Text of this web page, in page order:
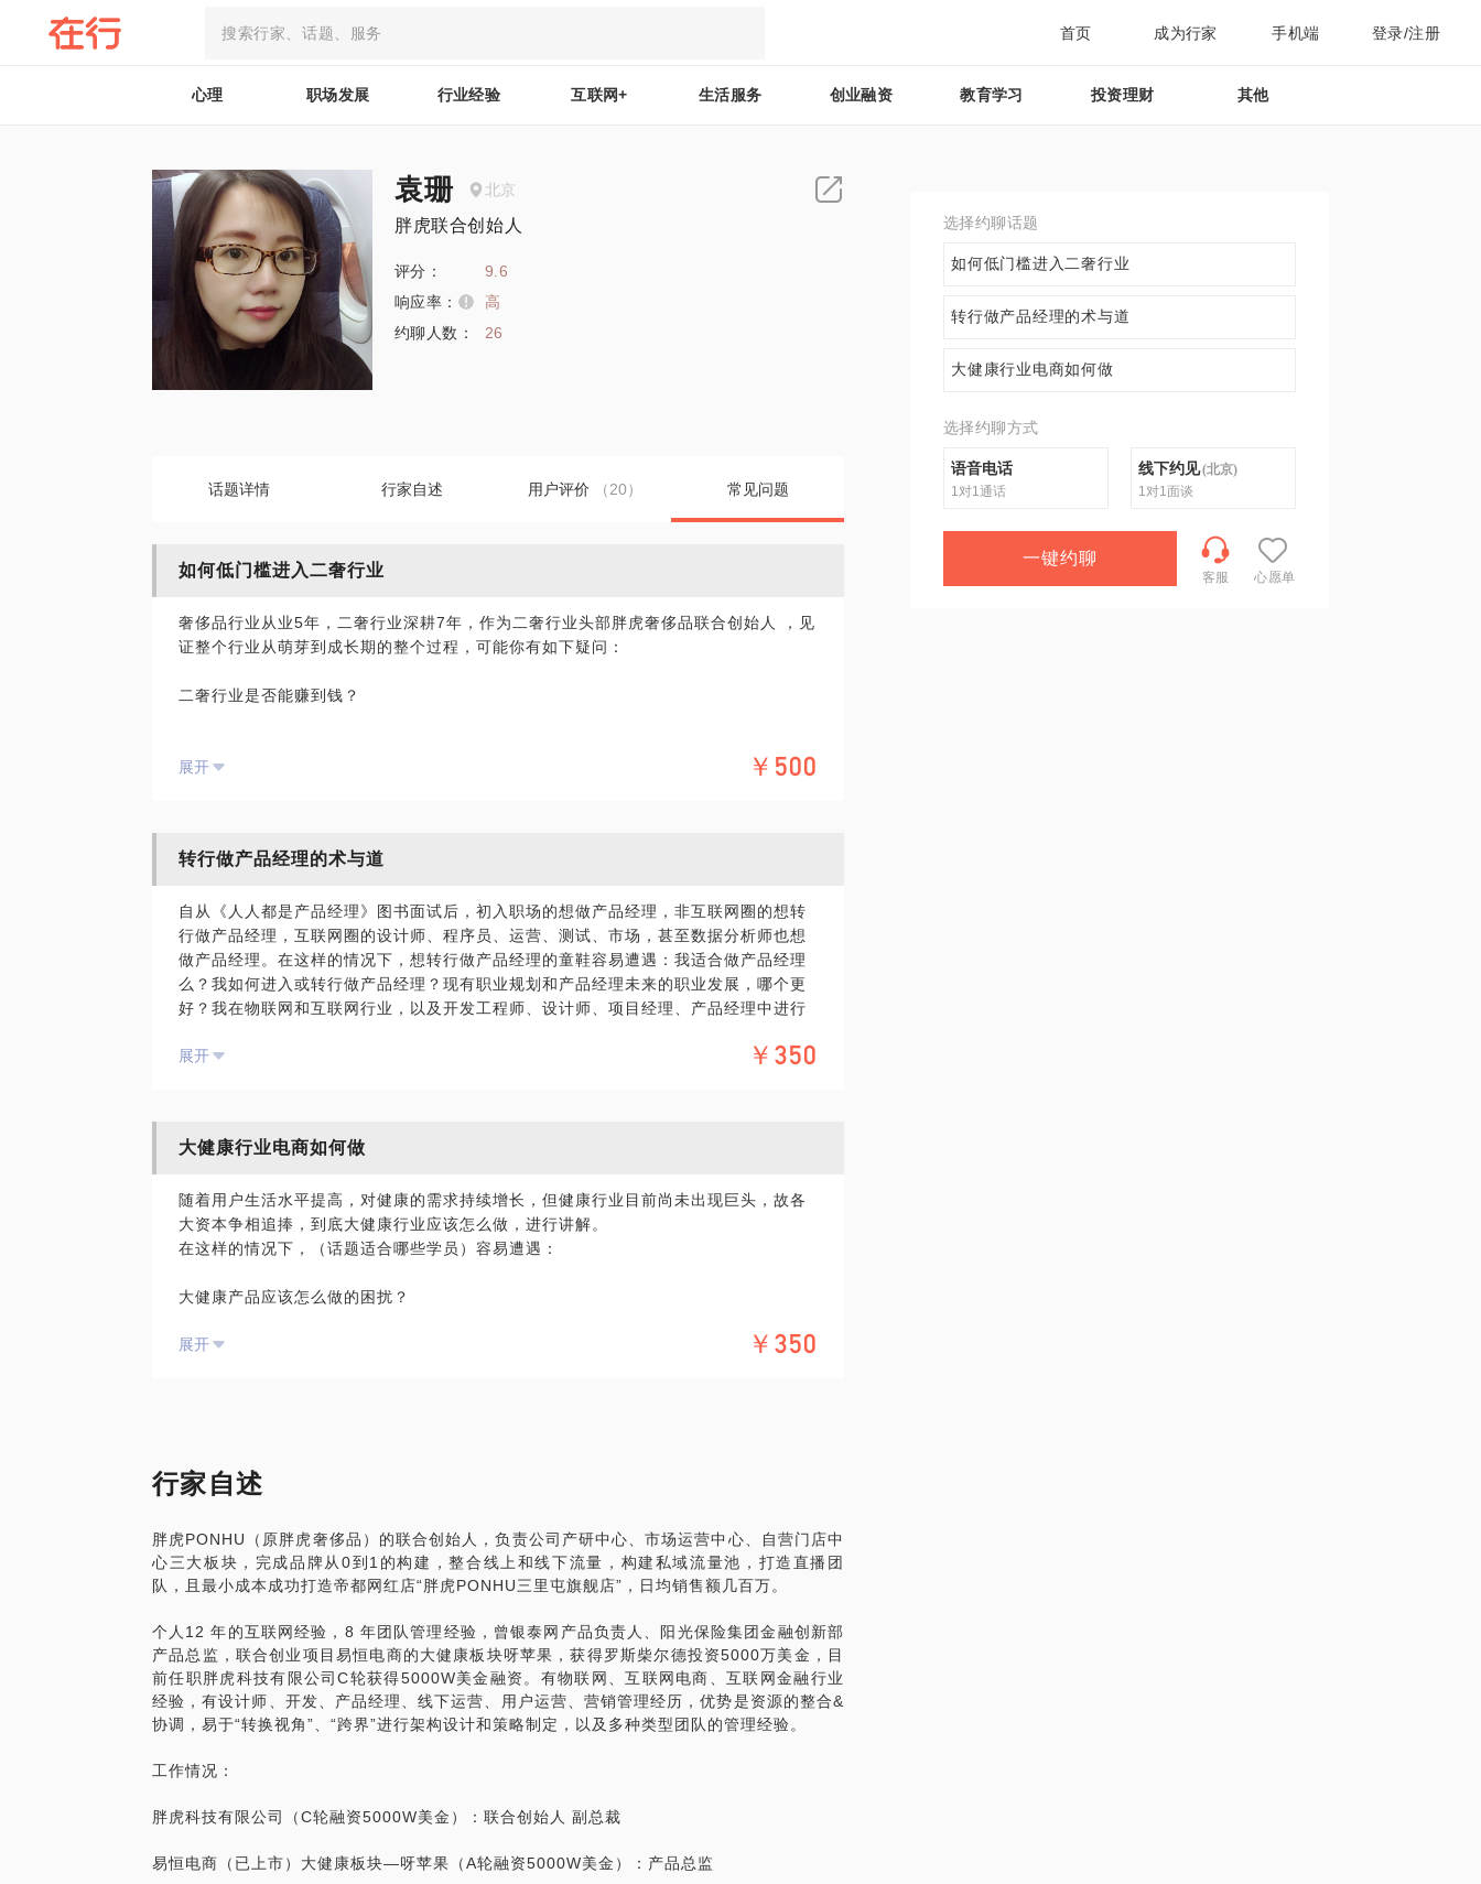
首页 成为行家 手机端 登录/注册
心理 职场发展 行业经验 互联网+ 生活服务 创业融资 教育学习 投资理财 其他
袁珊 北京
胖虎联合创始人
评分：
9.6
响应率：
高
约聊人数：
26
话题详情 行家自述 用户评价 （20） 常见问题
如何低门槛进入二奢行业
奢侈品行业从业5年，二奢行业深耕7年，作为二奢行业头部胖虎奢侈品联合创始人 ，见
证整个行业从萌芽到成长期的整个过程，可能你有如下疑问：
二奢行业是否能赚到钱？
本】、【低风险】创业！
希望能帮助寻找机会的你~
展开 ￥500
转行做产品经理的术与道
自从《人人都是产品经理》图书面试后，初入职场的想做产品经理，非互联网圈的想转
行做产品经理，互联网圈的设计师、程序员、运营、测试、市场，甚至数据分析师也想
做产品经理。在这样的情况下，想转行做产品经理的童鞋容易遭遇：我适合做产品经理
么？我如何进入或转行做产品经理？现有职业规划和产品经理未来的职业发展，哪个更
好？我在物联网和互联网行业，以及开发工程师、设计师、项目经理、产品经理中进行
想要转行的童鞋解答和指导。 我愿意与你分享的内容包括：什么人适合做产品经理不同
见面效率。期待与你的见面。
用我的经验告诉你，不同产品经理需要什么样的能力侧重点
展开 ￥350
大健康行业电商如何做
随着用户生活水平提高，对健康的需求持续增长，但健康行业目前尚未出现巨头，故各
大资本争相追捧，到底大健康行业应该怎么做，进行讲解。
在这样的情况下，（话题适合哪些学员）容易遭遇：
大健康产品应该怎么做的困扰？
大健康行业电商跟普通电商玩法的区别。
大健康产品的定位，是否还有机会？
健康品电商走过的那些坑？
大健康电商如何拿到高额风投？
题。请把你的问题提前发给我，方便我做更精确的准备，提升见面效率。期待与你的见
面。
用已获得5000W美金的项目实战经验进行讲解，干货满满
展开 ￥350
行家自述
胖虎PONHU（原胖虎奢侈品）的联合创始人，负责公司产研中心、市场运营中心、自营门店中
心三大板块，完成品牌从0到1的构建，整合线上和线下流量，构建私域流量池，打造直播团
队，且最小成本成功打造帝都网红店“胖虎PONHU三里屯旗舰店”，日均销售额几百万。
个人12 年的互联网经验，8 年团队管理经验，曾银泰网产品负责人、阳光保险集团金融创新部
产品总监，联合创业项目易恒电商的大健康板块呀苹果，获得罗斯柴尔德投资5000万美金，目
前任职胖虎科技有限公司C轮获得5000W美金融资。有物联网、互联网电商、互联网金融行业
经验，有设计师、开发、产品经理、线下运营、用户运营、营销管理经历，优势是资源的整合&
协调，易于“转换视角”、“跨界”进行架构设计和策略制定，以及多种类型团队的管理经验。
工作情况：
胖虎科技有限公司（C轮融资5000W美金）：联合创始人 副总裁
易恒电商（已上市）大健康板块—呀苹果（A轮融资5000W美金）：产品总监
选择约聊话题
如何低门槛进入二奢行业
转行做产品经理的术与道
大健康行业电商如何做
选择约聊方式
语音电话
1对1通话
线下约见(北京)
1对1面谈
一键约聊
客服 心愿单